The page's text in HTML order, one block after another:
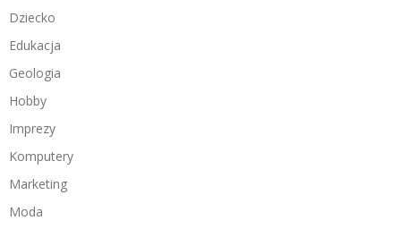
Dziecko
Edukacja
Geologia
Hobby
Imprezy
Komputery
Marketing
Moda